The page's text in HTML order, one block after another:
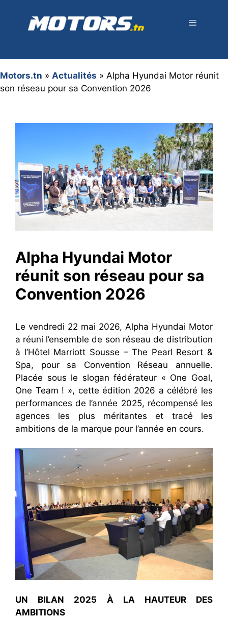
contenu
Motors.tn » Actualités » Alpha Hyundai Motor réunit
son réseau pour sa Convention 2026
Alpha Hyundai Motor
réunit son réseau pour sa
Convention 2026
Le vendredi 22 mai 2026, Alpha Hyundai Motor
a réuni l’ensemble de son réseau de distribution
à l’Hôtel Marriott Sousse – The Pearl Resort &
Spa, pour sa Convention Réseau annuelle.
Placée sous le slogan fédérateur « One Goal,
One Team ! », cette édition 2026 a célébré les
performances de l’année 2025, récompensé les
agences les plus méritantes et tracé les
ambitions de la marque pour l’année en cours.
UN BILAN 2025 À LA HAUTEUR DES
AMBITIONS